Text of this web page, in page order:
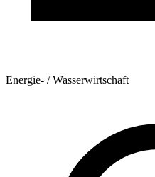
Energie- / Wasserwirtschaft